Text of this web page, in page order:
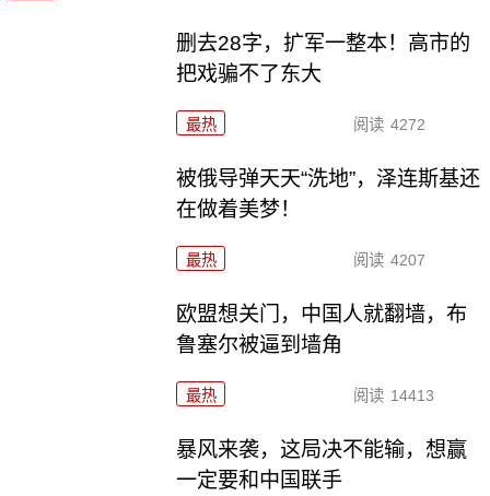
删去28字，扩军一整本！高市的
把戏骗不了东大
最热 阅读 4272
被俄导弹天天“洗地”，泽连斯基还
在做着美梦！
最热 阅读 4207
欧盟想关门，中国人就翻墙，布
鲁塞尔被逼到墙角
最热 阅读 14413
暴风来袭，这局决不能输，想赢
一定要和中国联手